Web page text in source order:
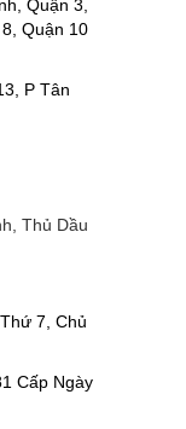
Quận 3,
Quận 10
P Tân
Thủ Dầu
7, Chủ
Cấp Ngày